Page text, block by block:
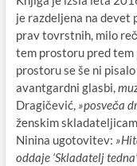
je razdeljena na devet
prav tovrstnih, milo
tem prostoru pred tem
prostoru se še ni
avantgardni glasbi,
Dragičević, »posveča
ženskim
Ninina ugotovitev:
oddaje ‘Skladatelj